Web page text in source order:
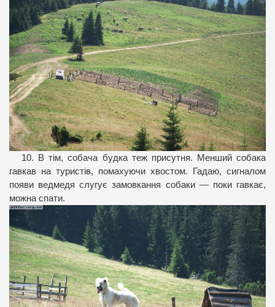
10. В тім, собача будка теж присутня. Менший собака
гавкав на туристів, помахуючи хвостом. Гадаю, сигналом
появи ведмедя слугує замовкання собаки — поки гавкає,
можна спати.